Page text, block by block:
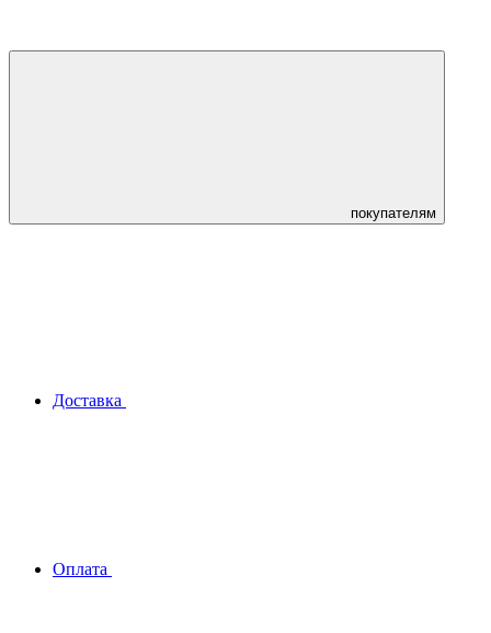
покупателям
Доставка
Оплата